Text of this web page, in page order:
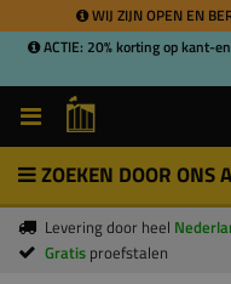
WIJ ZIJN OPEN EN
ACTIE: 20% korting op kant-
ZOEKEN DOOR ONS
Levering door heel
Gratis proefstalen